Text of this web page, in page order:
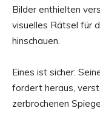
Bilder enthielten
visuelles Rätsel für
hinschauen.
Eines ist sicher:
fordert heraus,
zerbrochenen